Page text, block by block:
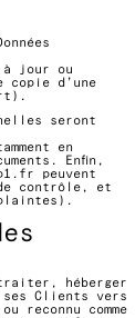
jour ou
copie d’une
seront
en
Enfin,
peuvent
contrôle, et
héberger
Clients vers
reconnu comme